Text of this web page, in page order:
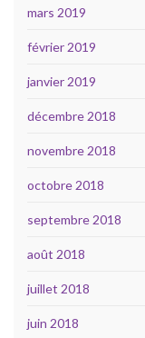
mars 2019
février 2019
janvier 2019
décembre 2018
novembre 2018
octobre 2018
septembre 2018
août 2018
juillet 2018
juin 2018